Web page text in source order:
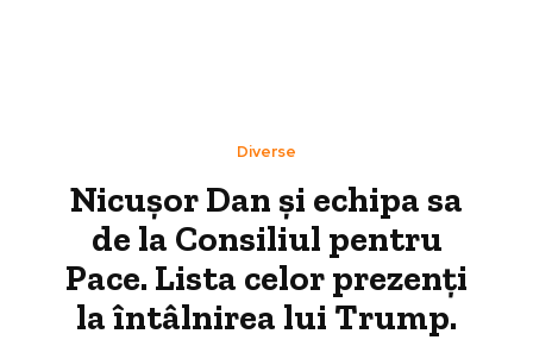
Diverse
Nicușor Dan și echipa sa
de la Consiliul pentru
Pace. Lista celor prezenți
la întâlnirea lui Trump.